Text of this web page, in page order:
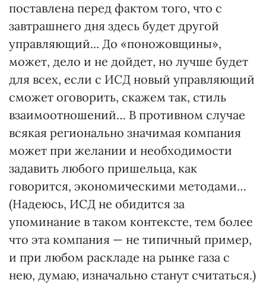
поставлена перед фактом того, что с
завтрашнего дня здесь будет другой
управляющий... До «поножовщины»,
может, дело и не дойдет, но лучше будет
для всех, если с ИСД новый управляющий
сможет оговорить, скажем так, стиль
взаимоотношений… В противном случае
всякая регионально значимая компания
может при желании и необходимости
задавить любого пришельца, как
говорится, экономическими методами…
(Надеюсь, ИСД не обидится за
упоминание в таком контексте, тем более
что эта компания — не типичный пример,
и при любом раскладе на рынке газа с
нею, думаю, изначально станут считаться.)